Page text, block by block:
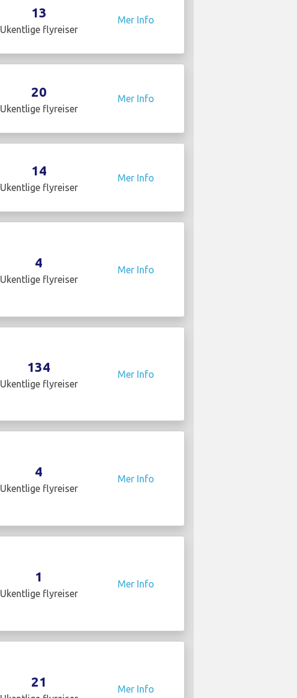
13
Ukentlige flyreiser
Mer Info
20
Ukentlige flyreiser
Mer Info
14
Ukentlige flyreiser
Mer Info
4
Ukentlige flyreiser
Mer Info
134
Ukentlige flyreiser
Mer Info
4
Ukentlige flyreiser
Mer Info
1
Ukentlige flyreiser
Mer Info
21 Mer Info